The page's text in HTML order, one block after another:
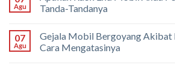
Agu
Tanda-Tandanya
07
Agu
Gejala Mobil Bergoyang Akibat
Cara Mengatasinya